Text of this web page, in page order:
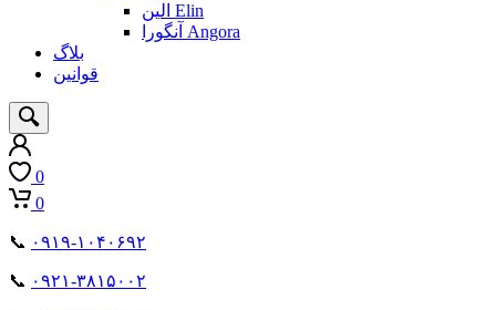
الین Elin
آنگورا Angora
بلاگ
قوانین
0
0
📞 ۰۹۱۹-۱۰۴۰۶۹۲
📞 ۰۹۲۱-۳۸۱۵۰۰۲